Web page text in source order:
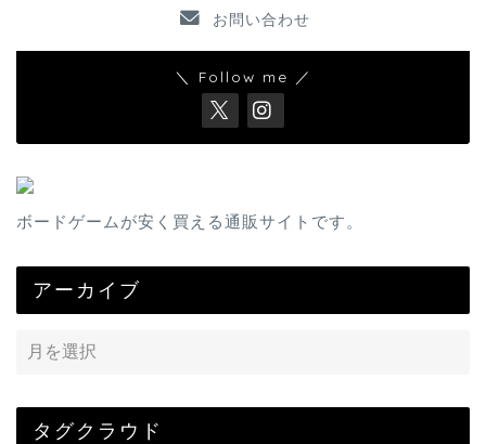
お問い合わせ
＼ Follow me ／
ボードゲームが安く買える通販サイトです。
アーカイブ
タグクラウド